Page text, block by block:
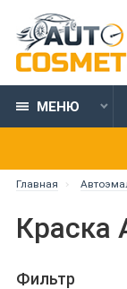
МЕНЮ
Главная
Краска
Фильтр